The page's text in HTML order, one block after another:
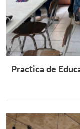
Practica de